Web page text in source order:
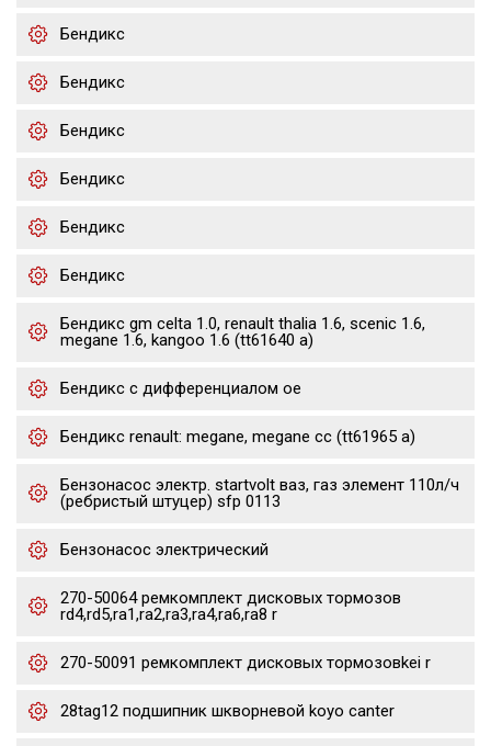
Бендикс
Бендикс
Бендикс
Бендикс
Бендикс
Бендикс
Бендикс gm celta 1.0, renault thalia 1.6, scenic 1.6,
megane 1.6, kangoo 1.6 (tt61640 a)
Бендикс с дифференциалом oe
Бендикс renault: megane, megane cc (tt61965 a)
Бензонасос электр. startvolt ваз, газ элемент 110л/ч
(ребристый штуцер) sfp 0113
Бензонасос электрический
270-50064 ремкомплект дисковых тормозов
rd4,rd5,ra1,ra2,ra3,ra4,ra6,ra8 r
270-50091 ремкомплект дисковых тормозовkei r
28tag12 подшипник шкворневой koyo canter